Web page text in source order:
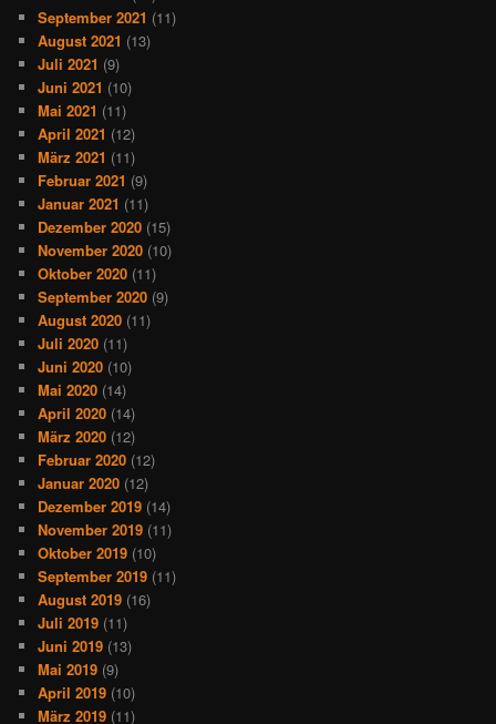
September 2021 (11)
August 2021 (13)
Juli 2021 (9)
Juni 2021 (10)
Mai 2021 (11)
April 2021 (12)
März 2021 (11)
Februar 2021 (9)
Januar 2021 (11)
Dezember 2020 (15)
November 2020 (10)
Oktober 2020 (11)
September 2020 (9)
August 2020 (11)
Juli 2020 (11)
Juni 2020 (10)
Mai 2020 (14)
April 2020 (14)
März 2020 (12)
Februar 2020 (12)
Januar 2020 (12)
Dezember 2019 (14)
November 2019 (11)
Oktober 2019 (10)
September 2019 (11)
August 2019 (16)
Juli 2019 (11)
Juni 2019 (13)
Mai 2019 (9)
April 2019 (10)
März 2019 (11)